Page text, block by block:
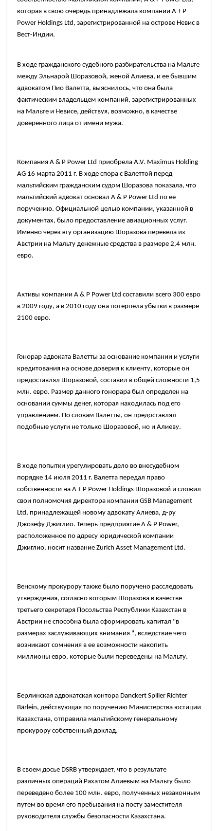
которая в свою очередь принадлежала компании A + P
Power Holdings Ltd, зарегистрированной на острове Невис в
Вест-Индии.
В ходе гражданского судебного разбирательства на Мальте
между Эльнарой Шоразовой, женой Алиева, и ее бывшим
адвокатом Пио Валетта, выяснилось, что она была
фактическим владельцем компаний, зарегистрированных
на Мальте и Невисе, действуя, возможно, в качестве
доверенного лица от имени мужа.
Компания A & P Power Ltd приобрела A.V. Maximus Holding
AG 16 марта 2011 г. В ходе спора с Валеттой перед
мальтийским гражданским судом Шоразова показала, что
мальтийский адвокат основал A & P Power Ltd по ее
поручению. Официальной целью компании, указанной в
документах, было предоставление авиационных услуг.
Именно через эту организацию Шоразова перевела из
Австрии на Мальту денежные средства в размере 2,4 млн.
евро.
Активы компании A & P Power Ltd составили всего 300 евро
в 2009 году, а в 2010 году она потерпела убытки в размере
2100 евро.
Гонорар адвоката Валетты за основание компании и услуги
кредитования на основе доверия к клиенту, которые он
предоставлял Шоразовой, составил в общей сложности 1,5
млн. евро. Размер данного гонорара был определен на
основании суммы денег, которая находилась под его
управлением. По словам Валетты, он предоставлял
подобные услуги не только Шоразовой, но и Алиеву.
В ходе попытки урегулировать дело во внесудебном
порядке 14 июля 2011 г. Валетта передал право
собственности на A + P Power Holdings Шоразовой и сложил
свои полномочия директора компании GSB Management
Ltd, принадлежащей новому адвокату Алиева, д-ру
Джозефу Джиглио. Теперь предприятие A & P Power,
расположенное по адресу юридической компании
Джиглио, носит название Zurich Asset Management Ltd.
Венскому прокурору также было поручено расследовать
утверждения, согласно которым Шоразова в качестве
третьего секретаря Посольства Республики Казахстан в
Австрии не способна была сформировать капитал "в
размерах заслуживающих внимания ", вследствие чего
возникают сомнения в ее возможности накопить
миллионы евро, которые были переведены на Мальту.
Берлинская адвокатская контора Danckert Spiller Richter
Bärlein, действующая по поручению Министерства юстиции
Казахстана, отправила мальтийскому генеральному
прокурору собственный доклад.
В своем досье DSRB утверждает, что в результате
различных операций Рахатом Алиевым на Мальту было
переведено более 100 млн. евро, полученных незаконным
путем во время его пребывания на посту заместителя
руководителя службы безопасности Казахстана.